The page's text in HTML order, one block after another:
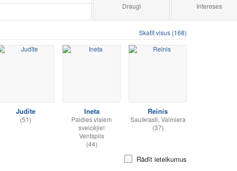
Draugi Intereses
Skatīt visus (168)
Judīte
(51)
Ineta
Paldies visiem
sveicējie!
Ventspils
(44)
Reinis
Saulkrasti, Valmiera
(37)
Rādīt ieteikumus